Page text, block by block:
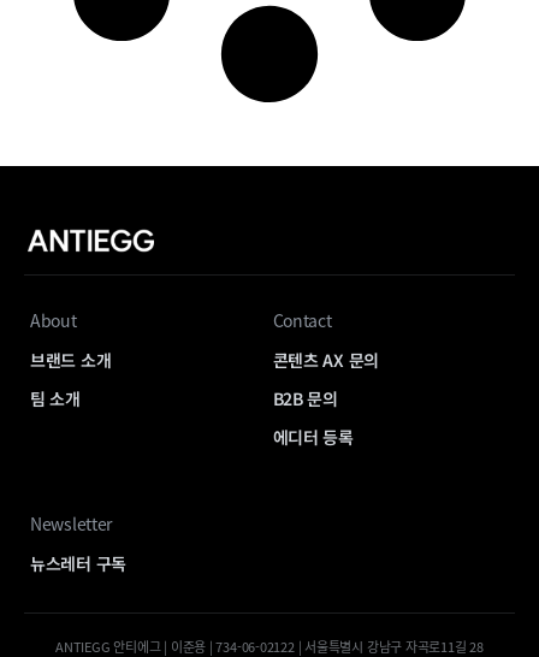
About
브랜드 소개
팀 소개
Contact
콘텐츠 AX 문의
B2B 문의
에디터 등록
Newsletter
뉴스레터 구독
ANTIEGG 안티에그 | 이준용 | 734-06-02122 | 서울특별시 강남구 자곡로11길 28